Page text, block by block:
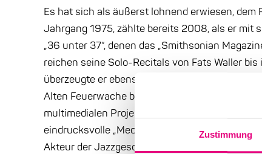
Zustimmung
Es hat sich als äußerst lohnend erwiesen,
Jahrgang 1975, zählte bereits 2008, als er mit
„36 unter 37“, denen das „Smithsonian
reichen seine Solo-Recitals von Fats Waller
überzeugte er ebenso wie im Duo mit Archie
Alten Feuerwache bei Enjoy Jazz 2018).
multimedialen Projekten für die Carnegie Hall
eindrucksvolle „Meditation on the life and
Akteur der Jazzgeschichte wieder in